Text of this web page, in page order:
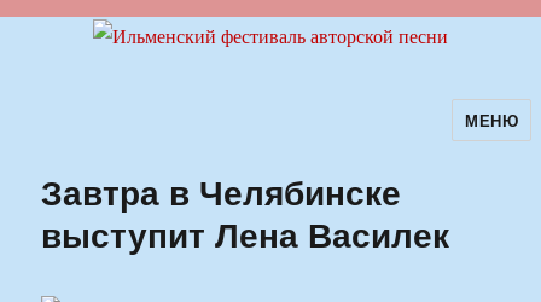
Ильменский фестиваль авторскойМЕНЮ
Завтра в Челябинске
выступит Лена Василек